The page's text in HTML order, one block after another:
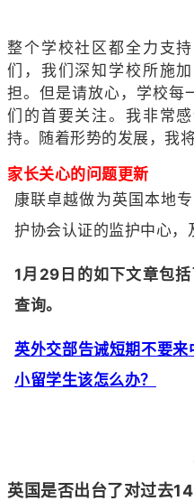
整个学校社区都全力支
们，我们深知学校所施
担。但是请放心，学校每
们的首要关注。我非常
持。随着形势的发展，我
家长关心的问题更新
康联卓越做为英国本地
护协会认证的监护中心
1月29日的如下文章包
查询。
英外交部告诫短期不要
小留学生该怎么办？
英国是否出台了对过去